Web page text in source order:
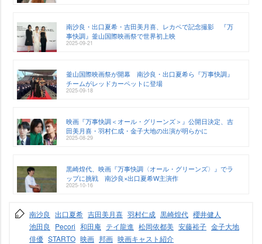
南沙良・出口夏希・吉田美月喜、レカペで記念撮影 『万
事快調』釜山国際映画祭で世界初上映
2025-09-21
釜山国際映画祭が開幕 南沙良・出口夏希ら『万事快調』
チームがレッドカーペットに登場
2025-09-18
映画『万事快調＜オール・グリーンズ＞』公開日決定、吉
田美月喜・羽村仁成・金子大地の出演が明らかに
2025-08-29
黒崎煌代、映画『万事快調〈オール・グリーンズ〉』でラ
ップに挑戦 南沙良×出口夏希W主演作
2025-10-16
南沙良 出口夏希 吉田美月喜 羽村仁成 黒崎煌代 櫻井健人
池田良
Pecori 和田庵 テイ龍進 松岡依都美 安藤裕子 金子大地
俳優 STARTO 映画 邦画 映画キャスト紹介